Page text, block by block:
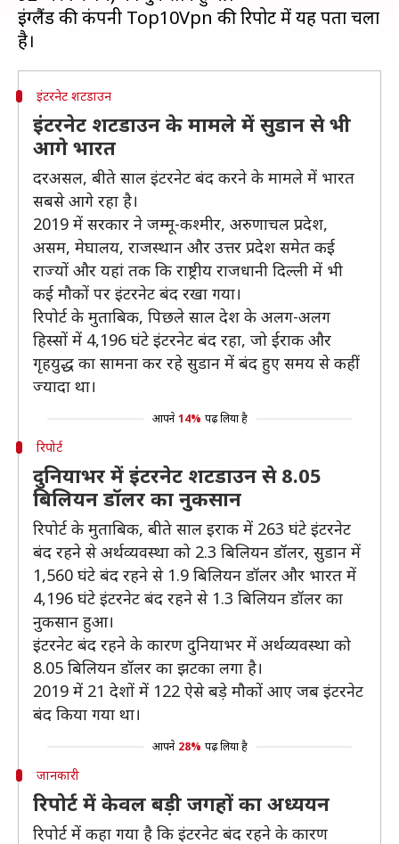
इंग्लैंड की कंपनी Top10Vpn की रिपोर्ट में यह पता चला
इंटरनेट शटडाउन
इंटरनेट शटडाउन के मामले में सुडान से भी
आगे भारत
दरअसल, बीते साल इंटरनेट बंद करने के मामले में भारत
सबसे आगे रहा है।
2019 में सरकार ने जम्मू-कश्मीर, अरुणाचल प्रदेश,
असम, मेघालय, राजस्थान और उत्तर प्रदेश समेत कई
राज्यों और यहां तक कि राष्ट्रीय राजधानी दिल्ली में भी
कई मौकों पर इंटरनेट बंद रखा गया।
रिपोर्ट के मुताबिक, पिछले साल देश के अलग-अलग
हिस्सों में 4,196 घंटे इंटरनेट बंद रहा, जो ईराक और
गृहयुद्ध का सामना कर रहे सुडान में बंद हुए समय से कहीं
ज्यादा था।
आपने 14% पढ़ लिया है
रिपोर्ट
दुनियाभर में इंटरनेट शटडाउन से 8.05
बिलियन डॉलर का नुकसान
रिपोर्ट के मुताबिक, बीते साल इराक में 263 घंटे इंटरनेट
बंद रहने से अर्थव्यवस्था को 2.3 बिलियन डॉलर, सुडान में
1,560 घंटे बंद रहने से 1.9 बिलियन डॉलर और भारत में
4,196 घंटे इंटरनेट बंद रहने से 1.3 बिलियन डॉलर का
नुकसान हुआ।
इंटरनेट बंद रहने के कारण दुनियाभर में अर्थव्यवस्था को
8.05 बिलियन डॉलर का झटका लगा है।
2019 में 21 देशों में 122 ऐसे बड़े मौकों आए जब इंटरनेट
बंद किया गया था।
आपने 28% पढ़ लिया है
जानकारी
रिपोर्ट में केवल बड़ी जगहों का अध्ययन
रिपोर्ट में कहा गया है कि इंटरनेट बंद रहने के कारण